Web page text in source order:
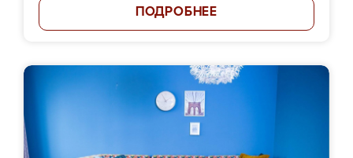
ПОДРОБНЕЕ